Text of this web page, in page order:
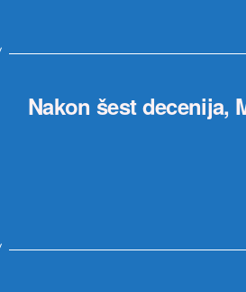
Nakon šest decenija,